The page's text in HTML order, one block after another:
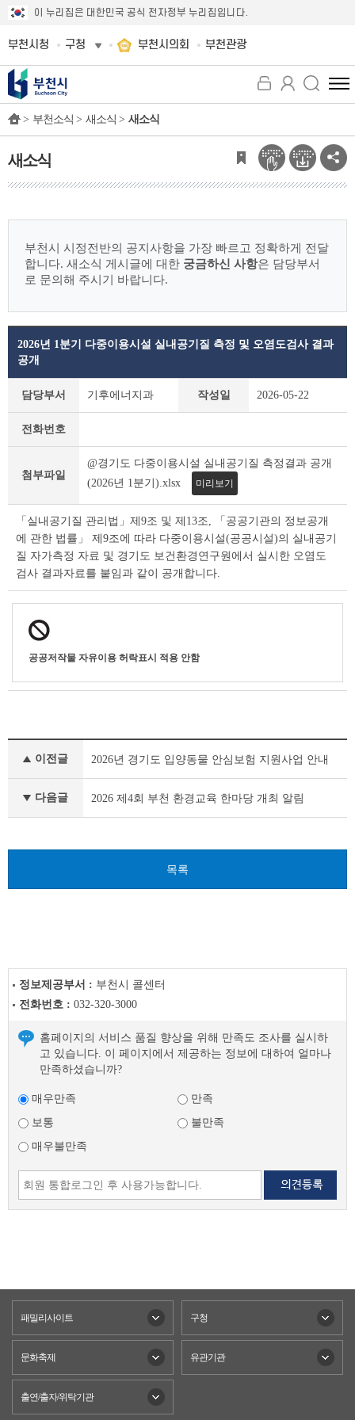
이 누리집은 대한민국 공식 전자정부 누리집입니다.
부천시청 구청 부천시의회 부천관광
전
체
뉴
보
기
> 부천소식 > 새소식 > 새소식
새소식
부천시 시정전반의 공지사항을 가장 빠르고 정확하게 전달
합니다. 새소식 게시글에 대한 궁금하신 사항은 담당부서
로 문의해 주시기 바랍니다.
세
2026년 1분기 다중이용시설 실내공기질 측정 및 오염도검사 결과
공개
담당부서 기후에너지과 작성일 2026-05-22
전화번호
첨부파일
@경기도 다중이용시설 실내공기질 측정결과 공개
(2026년 1분기).xlsx
미리보기
「실내공기질 관리법」제9조 및 제13조, 「공공기관의 정보공개
에 관한 법률」 제9조에 따라 다중이용시설(공공시설)의 실내공기
질 자가측정 자료 및 경기도 보건환경연구원에서 실시한 오염도
검사 결과자료를 붙임과 같이 공개합니다.
공공저작물 자유이용 허락표시 적용 안함
식
이전글 2026년 경기도 입양동물 안심보험 지원사업 안내
다음글 2026 제4회 부천 환경교육 한마당 개최 알림
목록
정보제공부서 : 부천시 콜센터
전화번호 : 032-320-3000
홈페이지의 서비스 품질 향상을 위해 만족도 조사를 실시하
고 있습니다. 이 페이지에서 제공하는 정보에 대하여 얼마나
만족하셨습니까?
매우만족
만족
보통
불만족
매우불만족
패밀리사이트 구청
문화축제 유관기관
출연/출자/위탁기관